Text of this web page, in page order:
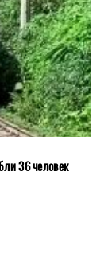
36 человек